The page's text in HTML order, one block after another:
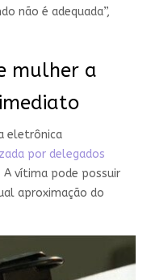
não é adequada”,
mulher a
eletrônica
por delegados
A vítima pode possuir
aproximação do